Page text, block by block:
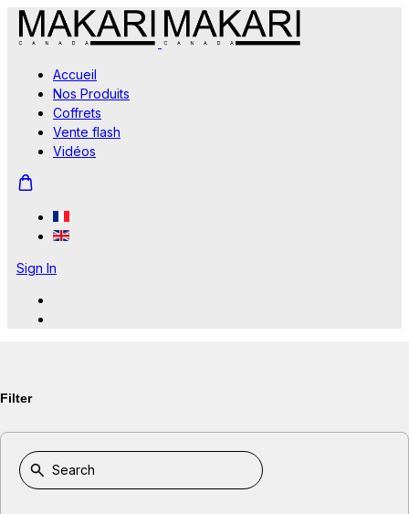
Accueil
Nos Produits
Coffrets
Vente flash
Vidéos
Sign In
Filter